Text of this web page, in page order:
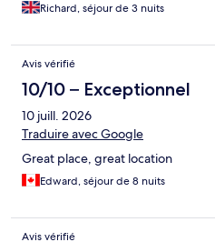
Richard, séjour de 3 nuits
Avis vérifié
10/10 – Exceptionnel
10 juill. 2026
Traduire avec Google
Great place, great location
Edward, séjour de 8 nuits
Avis vérifié